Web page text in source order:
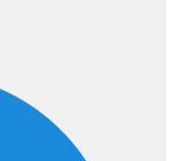
/ Marie